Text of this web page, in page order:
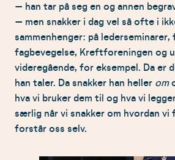
– han tar på seg en og annen
– men snakker i dag vel så ofte i
sammenhenger: på
fagbevegelse, Kreftforeningen og
videregående, for eksempel. Da er
han taler. Da snakker han heller om
hva vi bruker dem til og hva vi
særlig når vi snakker om hvordan vi
forstår oss selv.